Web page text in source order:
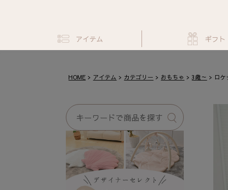
アイテム ギフト
HOME アイテム カテゴリー おもちゃ 3歳～ ロ